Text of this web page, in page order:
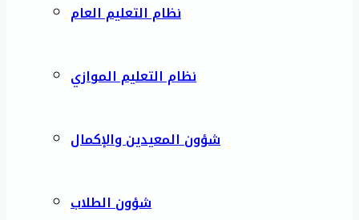
نظام التعليم العام
نظام التعليم الموازي
شؤون المعيدين والإكمال
شؤون الطلاب